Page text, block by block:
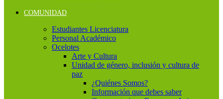
COMUNIDAD
Estudiantes Licenciatura
Personal Académico
Ocelotes
Arte y Cultura
Unidad de género, inclusión y cultura de
paz
¿Quiénes Somos?
Información que debes saber